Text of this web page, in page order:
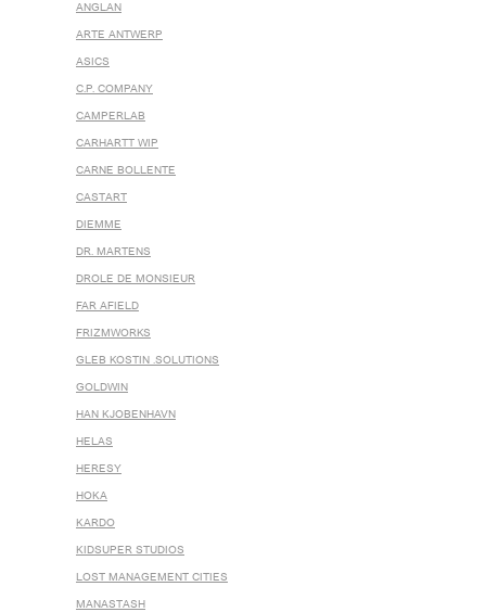
ANGLAN
ARTE ANTWERP
ASICS
C.P. COMPANY
CAMPERLAB
CARHARTT WIP
CARNE BOLLENTE
CASTART
DIEMME
DR. MARTENS
DROLE DE MONSIEUR
FAR AFIELD
FRIZMWORKS
GLEB KOSTIN .SOLUTIONS
GOLDWIN
HAN KJOBENHAVN
HELAS
HERESY
HOKA
KARDO
KIDSUPER STUDIOS
LOST MANAGEMENT CITIES
MANASTASH